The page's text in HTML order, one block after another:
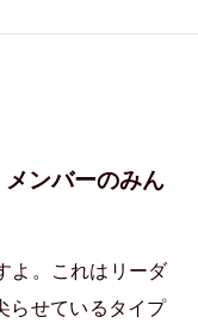
ンバーのみん
よ。これはリーダ
らせているタイプ